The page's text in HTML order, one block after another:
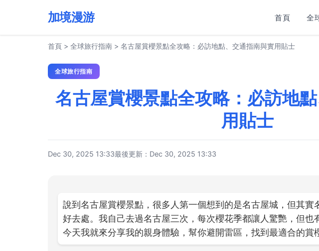
加境漫游 首頁 全
首頁 > 全球旅行指南 > 名古屋賞櫻景點全攻略：必訪地點、交通指南與實用貼士
全球旅行指南
名古屋賞櫻景點全攻略：必訪地
用貼士
Dec 30, 2025 13:33最後更新：Dec 30, 2025 13:33
說到名古屋賞櫻景點，很多人第一個想到的是名古屋城，但其實
好去處。我自己去過名古屋三次，每次櫻花季都讓人驚艷，但也
今天我就來分享我的親身體驗，幫你避開雷區，找到最適合的賞